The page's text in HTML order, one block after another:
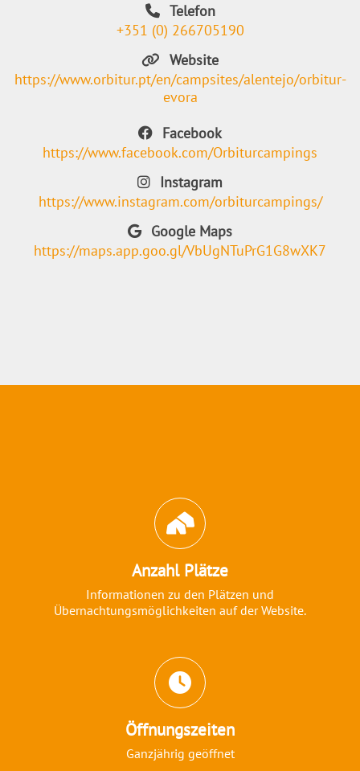
Telefon
+351 (0) 266705190
Website
https://www.orbitur.pt/en/campsites/alentejo/orbitur-
evora
Facebook
https://www.facebook.com/Orbiturcampings
Instagram
https://www.instagram.com/orbiturcampings/
Google Maps
https://maps.app.goo.gl/VbUgNTuPrG1G8wXK7
Abschnitt für Icons und Features
Anzahl Plätze
Informationen zu den Plätzen und
Übernachtungsmöglichkeiten auf der Website.
Öffnungszeiten
Ganzjährig geöffnet